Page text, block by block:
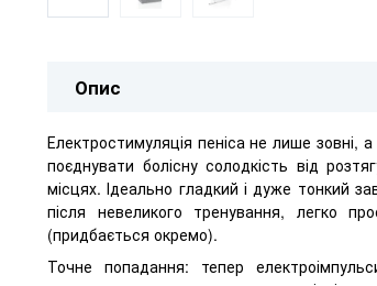
Опис
Електростимуляція пеніса не лише зовні,
поєднувати болісну солодкість від
місцях. Ідеально гладкий і дуже тонкий
після невеликого тренування, легко
(придбається окремо).
Точне попадання: тепер